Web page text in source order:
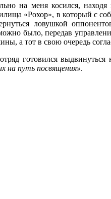
на меня косился,
«Рохор», в который с
ловушкой
было, передав
а тот в свою очередь
готовился выдвинуться
на путь посвящения».